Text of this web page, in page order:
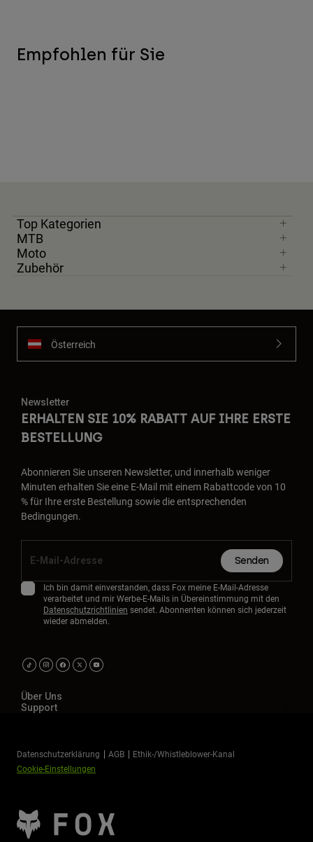
Empfohlen für Sie
Top Kategorien
MTB
Moto
Zubehör
Österreich
Newsletter
ERHALTEN SIE 10% RABATT AUF IHRE ERSTE
BESTELLUNG
Abonnieren Sie unseren Newsletter, und innerhalb weniger
Minuten erhalten Sie eine E-Mail mit einem Rabattcode von 10
% für Ihre erste Bestellung sowie die entsprechenden
Bedingungen.
Senden
Ich bin damit einverstanden, dass Fox meine E-Mail-Adresse
verarbeitet und mir Werbe-E-Mails in Übereinstimmung mit den
Datenschutzrichtlinien sendet. Abonnenten können sich jederzeit
wieder abmelden.
Über Uns
Support
Datenschutzerklärung AGB
Ethik-/Whistleblower-Kanal
Cookie-Einstellungen